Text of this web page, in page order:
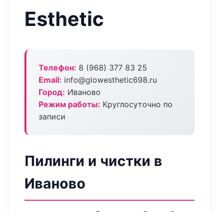
Esthetic
Телефон: 8 (968) 377 83 25
Email: info@glowesthetic698.ru
Город: Иваново
Режим работы: Круглосуточно по
записи
Пилинги и чистки в
Иваново